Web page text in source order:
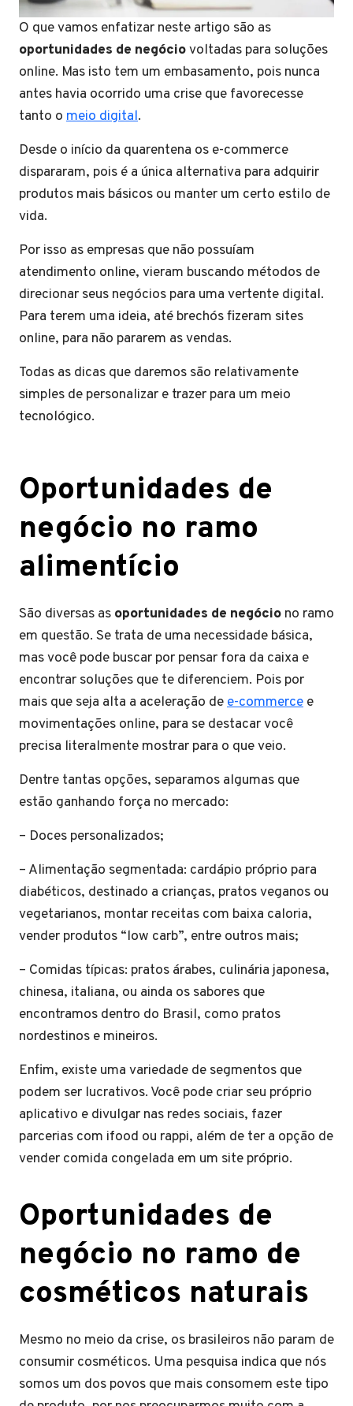
O que vamos enfatizar neste artigo são as
oportunidades de negóciovoltadas para soluções
online. Mas isto tem um embasamento, pois nunca
antes havia ocorrido uma crise que favorecesse
tanto o meio digital.
Desde o início da quarentena os e-commerce
dispararam, pois é a única alternativa para adquirir
produtos mais básicos ou manter um certo estilo de
vida.
Por isso as empresas que não possuíam
atendimento online, vieram buscando métodos de
direcionar seus negócios para uma vertente digital.
Para terem uma ideia, até brechós fizeram sites
online, para não pararem as vendas.
Todas as dicas que daremos são relativamente
simples de personalizar e trazer para um meio
tecnológico.
Oportunidades de
negócio no ramo
alimentício
São diversas as oportunidades de negócio no ramo
em questão. Se trata de uma necessidade básica,
mas você pode buscar por pensar fora da caixa e
encontrar soluções que te diferenciem. Pois por
mais que seja alta a aceleração dee-commerce e
movimentações online, para se destacar você
precisa literalmente mostrar para o que veio.
Dentre tantas opções, separamos algumas que
estão ganhando força no mercado:
– Doces personalizados;
– Alimentação segmentada: cardápio próprio para
diabéticos, destinado a crianças, pratos veganos ou
vegetarianos, montar receitas com baixa caloria,
vender produtos “low carb”, entre outros mais;
– Comidas típicas: pratos árabes, culinária japonesa,
chinesa, italiana, ou ainda os sabores que
encontramos dentro do Brasil, como pratos
nordestinos e mineiros.
Enfim, existe uma variedade de segmentos que
podem ser lucrativos. Você pode criar seu próprio
aplicativo e divulgar nas redes sociais, fazer
parcerias com ifood ou rappi, além de ter a opção de
vender comida congelada em um site próprio.
Oportunidades de
negócio no ramo de
cosméticos naturais
Mesmo no meio da crise, os brasileiros não param de
consumir cosméticos. Uma pesquisa indica que nós
somos um dos povos que mais consomem este tipo